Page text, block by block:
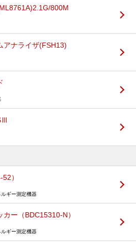
800M
アナライザ(FSH13)
）
ギー測定機器
ー（BDC15310-N）
ギー測定機器